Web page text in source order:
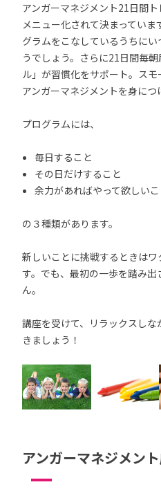
アンガーマネジメント21日間
メニュー化されて決まってい
グラムをこなしているうちに
うでしょう。さらに21日間毎
ル」が習慣化をサポート。ス
アンガーマネジメントを身につ
プログラムには、
毎日すること
その日だけすること
余力があればやって欲しいこ
の３種類があります。
新しいことに挑戦するときは
す。でも、最初の一歩を踏み
ん。
講座を受けて、リラックスし
きましょう！
アンガーマネジメン